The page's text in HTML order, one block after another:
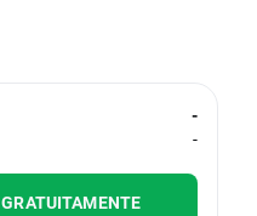
-
-